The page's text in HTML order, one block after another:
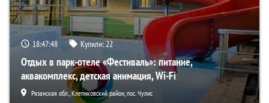
18:47:47 Купили:22
Отдых в парк-отеле «Фестиваль»: питание,
аквакомплекс, детская анимация, Wi-Fi
Рязанская обл., Клепиковский район, пос. Чулис